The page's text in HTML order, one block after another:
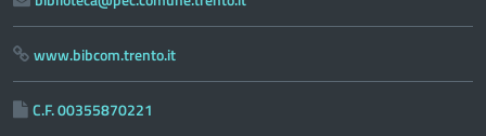
www.bibcom.trento.it
C.F. 00355870221